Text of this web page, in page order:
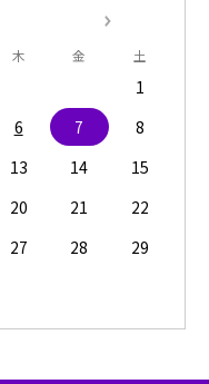
木 金 土
1
6 7
8
13 14
15
20 21
22
27 28
29